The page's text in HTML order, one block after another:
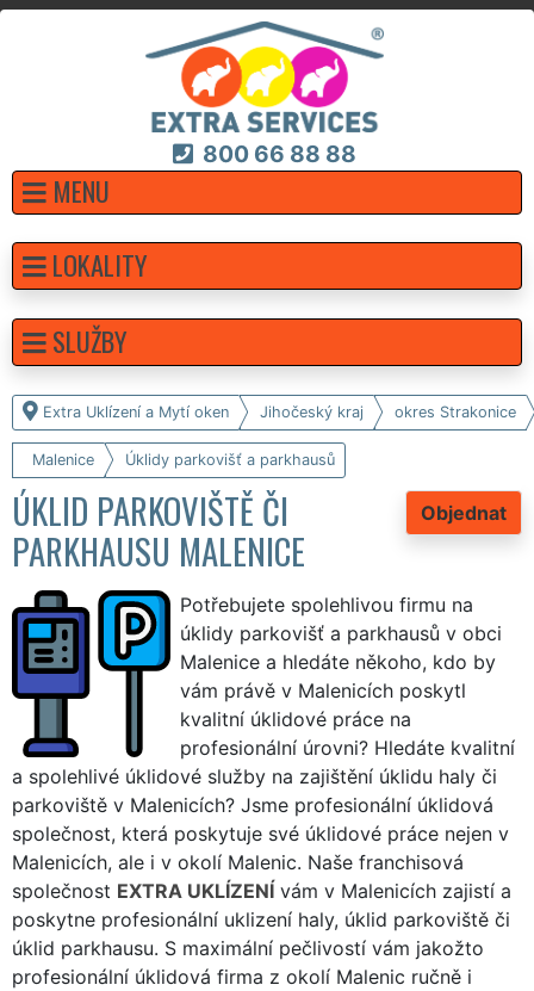
800 66 88 88
MENU
Extra Uklízení a Mytí oken Jihočeský kraj okres Strakonice
Malenice Úklidy parkovišť a parkhausů
Objednat
ÚKLID PARKOVIŠTĚ ČI
PARKHAUSU MALENICE
Potřebujete spolehlivou firmu na
úklidy parkovišť a parkhausů v obci
Malenice a hledáte někoho, kdo by
vám právě v Malenicích poskytl
kvalitní úklidové práce na
profesionální úrovni? Hledáte kvalitní
a spolehlivé úklidové služby na zajištění úklidu haly či
parkoviště v Malenicích? Jsme profesionální úklidová
společnost, která poskytuje své úklidové práce nejen v
Malenicích, ale i v okolí Malenic. Naše franchisová
společnost EXTRA UKLÍZENÍ vám v Malenicích zajistí a
poskytne profesionální uklizení haly, úklid parkoviště či
úklid parkhausu. S maximální pečlivostí vám jakožto
profesionální úklidová firma z okolí Malenic ručně i
LOKALITY
SLUŽBY